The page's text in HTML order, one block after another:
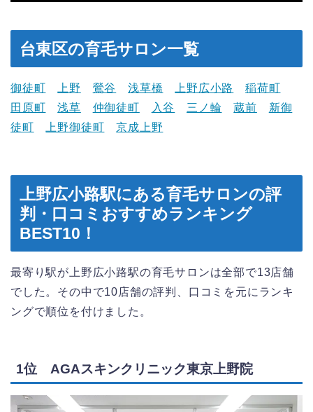
台東区の育毛サロン一覧
御徒町 上野 鶯谷 浅草橋 上野広小路
稲荷町
田原町
浅草 仲御徒町 入谷 三ノ輪 蔵前
新御
徒町
上野御徒町 京成上野
上野広小路駅にある育毛サロンの評
判・口コミおすすめランキング
BEST10！
最寄り駅が上野広小路駅の育毛サロンは全部で13店舗
でした。その中で10店舗の評判、口コミを元にランキ
ングで順位を付けました。
1位 AGAスキンクリニック東京上野院